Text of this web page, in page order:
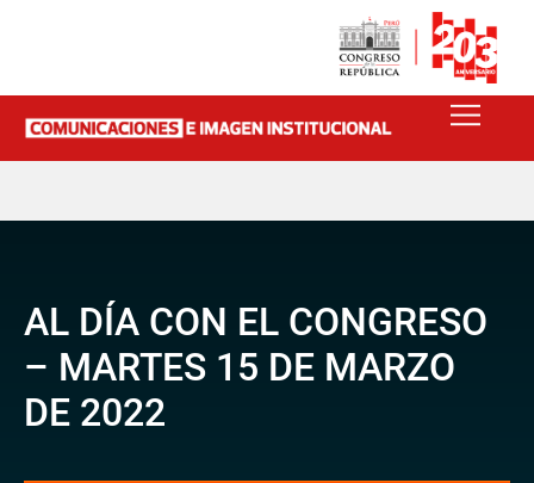
AL DÍA CON EL CONGRESO
– MARTES 15 DE MARZO
DE 2022